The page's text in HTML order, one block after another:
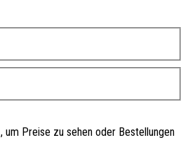
, um Preise zu sehen oder Bestellungen